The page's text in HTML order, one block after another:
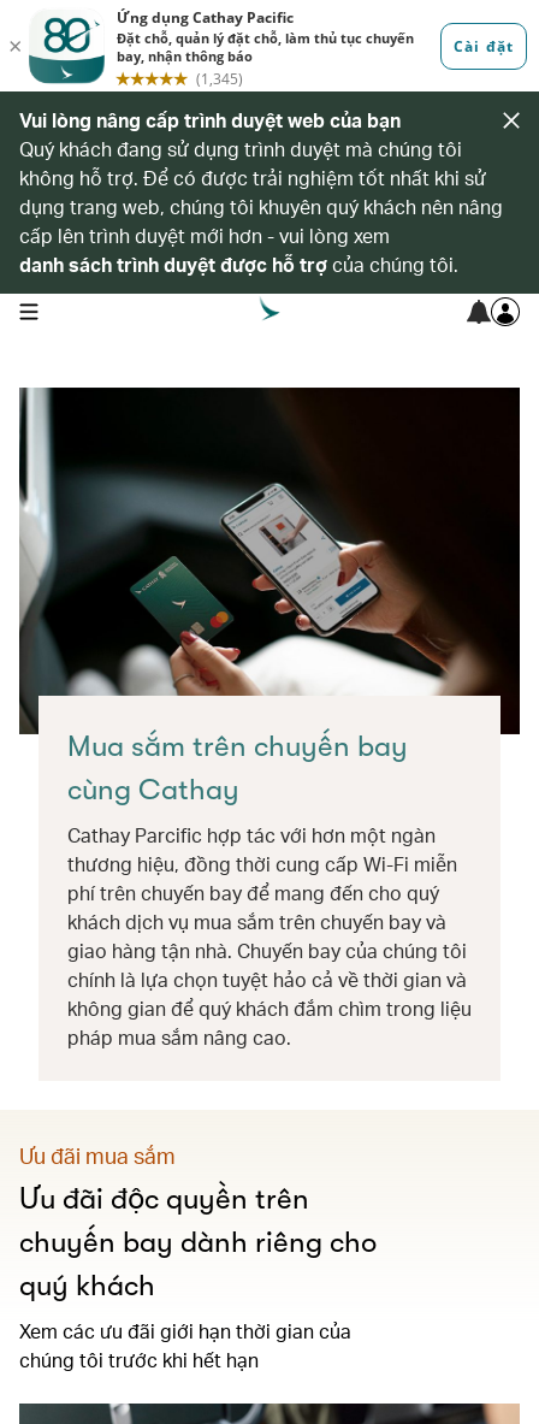
Vui lòng nâng cấp trình duyệt web của bạn
Quý khách đang sử dụng trình duyệt mà chúng tôi
không hỗ trợ. Để có được trải nghiệm tốt nhất khi sử
dụng trang web, chúng tôi khuyên quý khách nên nâng
cấp lên trình duyệt mới hơn - vui lòng xem
danh sách trình duyệt được hỗ trợcủa chúng tôi.
open navigation menu
Mua sắm trên chuyến bay
cùng Cathay
Cathay Parcific hợp tác với hơn một ngàn
thương hiệu, đồng thời cung cấp Wi-Fi miễn
phí trên chuyến bay để mang đến cho quý
khách dịch vụ mua sắm trên chuyến bay và
giao hàng tận nhà. Chuyến bay của chúng tôi
chính là lựa chọn tuyệt hảo cả về thời gian và
không gian để quý khách đắm chìm trong liệu
pháp mua sắm nâng cao.
Ưu đãi mua sắm
Ưu đãi độc quyền trên
chuyến bay dành riêng cho
quý khách
Xem các ưu đãi giới hạn thời gian của
chúng tôi trước khi hết hạn